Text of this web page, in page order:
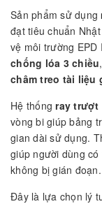
Sản phẩm sử dụng
đạt tiêu chuẩn
vệ môi trường EPD
chống lóa 3 chiều
châm treo tài liệu
Hệ thốngray trượt
vòng bi giúp bảng
gian dài sử dụng.
giúp người dùng
không bị gián đoạn.
Đây là lựa chọn lý